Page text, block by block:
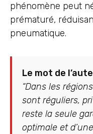
phénomène peut
prématuré,
pneumatique.
Le mot de
“Dans les
sont réguliers,
reste la seule
optimale et